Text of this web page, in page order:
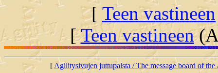
[ Teen vastineen
[Teen vastineen
[Agilitysivujen juttupalsta / The message board of